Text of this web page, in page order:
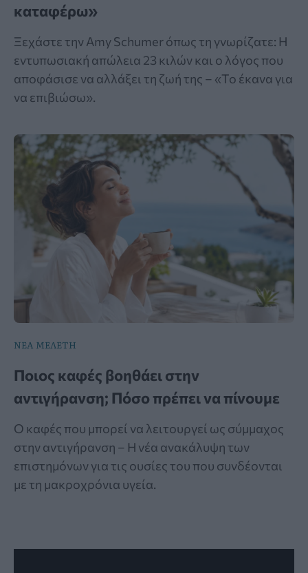
καταφέρω»
Ξεχάστε την Amy Schumer όπως τη γνωρίζατε: Η
εντυπωσιακή απώλεια 23 κιλών και ο λόγος που
αποφάσισε να αλλάξει τη ζωή της – «Το έκανα για
να επιβιώσω».
ΝΕΑ ΜΕΛΕΤΗ
Ποιος καφές βοηθάει στην
αντιγήρανση; Πόσο πρέπει να πίνουμε
Ο καφές που μπορεί να λειτουργεί ως σύμμαχος
στην αντιγήρανση – Η νέα ανακάλυψη των
επιστημόνων για τις ουσίες του που συνδέονται
με τη μακροχρόνια υγεία.